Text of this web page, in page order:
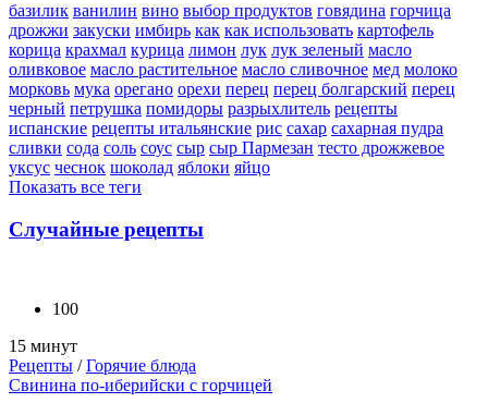
базилик ванилин вино выбор продуктов говядина горчица
дрожжи закуски имбирь как как использовать картофель
корица крахмал курица лимон лук лук зеленый масло
оливковое масло растительное масло сливочное мед молоко
морковь мука орегано орехи перец перец болгарский перец
черный петрушка помидоры разрыхлитель рецепты
испанские рецепты итальянские рис сахар сахарная пудра
сливки сода соль соус сыр сыр Пармезан тесто дрожжевое
уксус чеснок шоколад яблоки яйцо
Показать все теги
Случайные рецепты
100
15 минут
Рецепты /Горячие блюда
Свинина по-иберийски с горчицей